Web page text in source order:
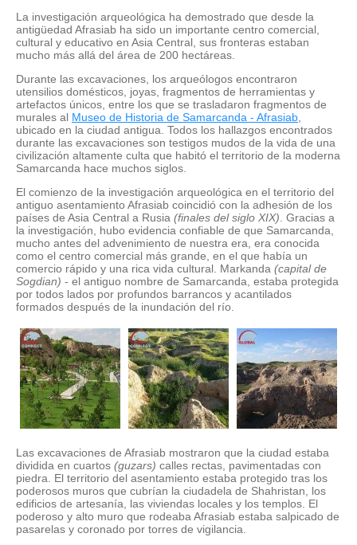
La investigación arqueológica ha demostrado que desde la
antigüedad Afrasiab ha sido un importante centro comercial,
cultural y educativo en Asia Central, sus fronteras estaban
mucho más allá del área de 200 hectáreas.
Durante las excavaciones, los arqueólogos encontraron
utensilios domésticos, joyas, fragmentos de herramientas y
artefactos únicos, entre los que se trasladaron fragmentos de
murales al Museo de Historia de Samarcanda - Afrasiab
ubicado en la ciudad antigua. Todos los hallazgos encontrados
durante las excavaciones son testigos mudos de la vida de una
civilización altamente culta que habitó el territorio de la moderna
Samarcanda hace muchos siglos.
El comienzo de la investigación arqueológica en el territorio del
antiguo asentamiento Afrasiab coincidió con la adhesión de los
países de Asia Central a Rusia (finales del siglo XIX) . Gracias a
la investigación, hubo evidencia confiable de que Samarcanda,
mucho antes del advenimiento de nuestra era, era conocida
como el centro comercial más grande, en el que había un
comercio rápido y una rica vida cultural. Markanda (capital de
Sogdian) - el antiguo nombre de Samarcanda, estaba protegida
por todos lados por profundos barrancos y acantilados
formados después de la inundación del río.
Las excavaciones de Afrasiab mostraron que la ciudad estaba
dividida en cuartos (guzars) calles rectas, pavimentadas con
piedra. El territorio del asentamiento estaba protegido tras los
poderosos muros que cubrían la ciudadela de Shahristan, los
edificios de artesanía, las viviendas locales y los templos. El
poderoso y alto muro que rodeaba Afrasiab estaba salpicado de
pasarelas y coronado por torres de vigilancia.